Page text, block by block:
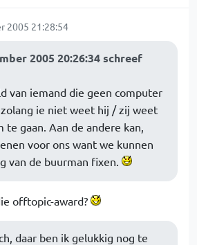
2005 21:28:54
2005 20:26:34 schreef
van iemand die geen computer
ie niet weet hij / zij weet
te gaan. Aan de andere kan,
voor ons want we kunnen
van de buurman fixen.
offtopic-award?
daar ben ik gelukkig nog te